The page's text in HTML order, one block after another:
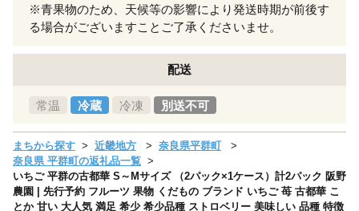
※青果物のため、天候等の影響により発送時期が前後す
る場合がございますことご了承くださいませ。
配送
常温 冷蔵 冷凍 別送不可
まちから探す 近畿地方
奈良県平群町
奈良県 平群町の返礼品一覧
いちご 平群の古都華 S～Mサイズ （2パック×1ケース）計2パック 阪野
農園 | 先行予約 フルーツ 果物 くだもの ブランド いちご 苺 古都華 こ
とか 甘い 大人気 満足 希少 希少品種 ストロベリー 美味しい 品種 特徴